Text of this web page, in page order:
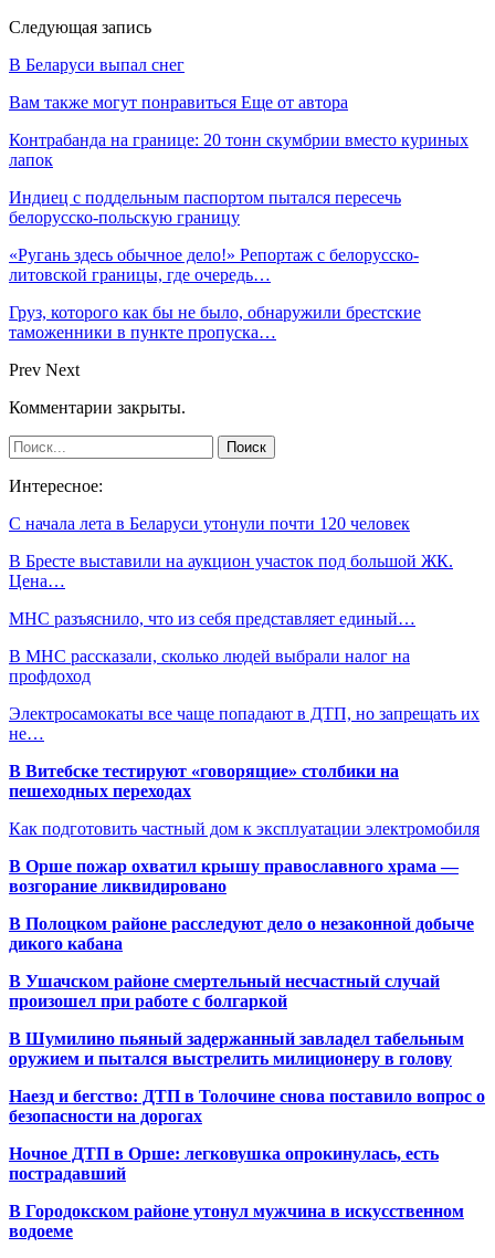
Следующая запись
В Беларуси выпал снег
Вам также могут понравиться Еще от автора
Контрабанда на границе: 20 тонн скумбрии вместо куриных
лапок
Индиец с поддельным паспортом пытался пересечь
белорусско-польскую границу
«Ругань здесь обычное дело!» Репортаж с белорусско-
литовской границы, где очередь…
Груз, которого как бы не было, обнаружили брестские
таможенники в пункте пропуска…
Prev Next
Комментарии закрыты.
Интересное:
С начала лета в Беларуси утонули почти 120 человек
В Бресте выставили на аукцион участок под большой ЖК.
Цена…
МНС разъяснило, что из себя представляет единый…
В МНС рассказали, сколько людей выбрали налог на
профдоход
Электросамокаты все чаще попадают в ДТП, но запрещать их
не…
В Витебске тестируют «говорящие» столбики на
пешеходных переходах
Как подготовить частный дом к эксплуатации электромобиля
В Орше пожар охватил крышу православного храма —
возгорание ликвидировано
В Полоцком районе расследуют дело о незаконной добыче
дикого кабана
В Ушачском районе смертельный несчастный случай
произошел при работе с болгаркой
В Шумилино пьяный задержанный завладел табельным
оружием и пытался выстрелить милиционеру в голову
Наезд и бегство: ДТП в Толочине снова поставило вопрос о
безопасности на дорогах
Ночное ДТП в Орше: легковушка опрокинулась, есть
пострадавший
В Городокском районе утонул мужчина в искусственном
водоеме